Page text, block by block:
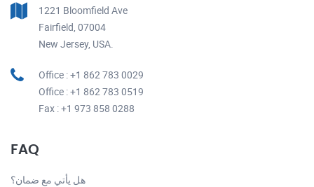
1221 Bloomfield Ave
Fairfield, 07004
New Jersey, USA.
Office : +1 862 783 0029
Office : +1 862 783 0519
Fax : +1 973 858 0288
FAQ
هل يأتي مع ضمان؟